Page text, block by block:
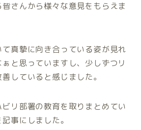
さんから様々な意見をもらえま
真摯に向き合っている姿が見れ
と思っていますし、少しずつリ
していると感じました。
リ部署の教育を取りまとめてい
事にしました。